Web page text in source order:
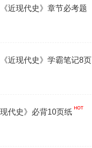
近现代史》章节必考题
近现代史》学霸笔记8页
代史》必背10页纸